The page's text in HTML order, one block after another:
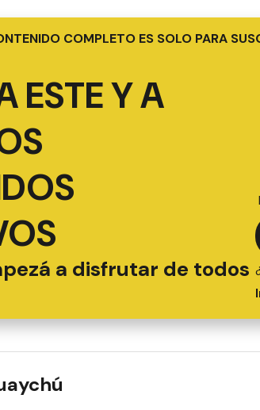
COMPLETO ES SOLO PARA
ESTE Y A
a disfrutar de todos